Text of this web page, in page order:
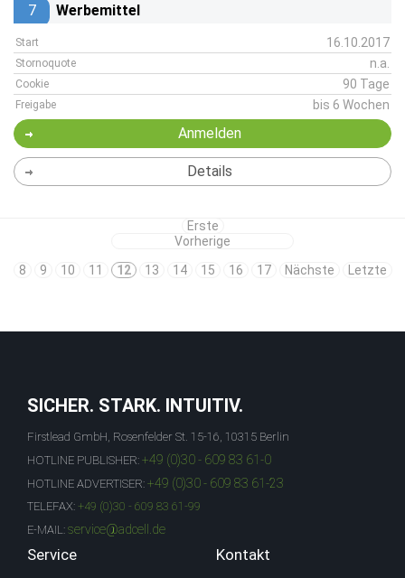
7 Werbemittel
Start 16.10.2017
Stornoquote n.a.
Cookie 90 Tage
Freigabe bis 6 Wochen
Anmelden
Details
Erste
Vorherige
8
9 10 11 12 13 14 15 16 17 Nächste Letzte
SICHER. STARK. INTUITIV.
Firstlead GmbH, Rosenfelder St. 15-16, 10315 Berlin
HOTLINE PUBLISHER: +49 (0)30 - 609 83 61-0
HOTLINE ADVERTISER: +49 (0)30 - 609 83 61-23
TELEFAX: +49 (0)30 - 609 83 61-99
E-MAIL: service@adcell.de
Service Kontakt